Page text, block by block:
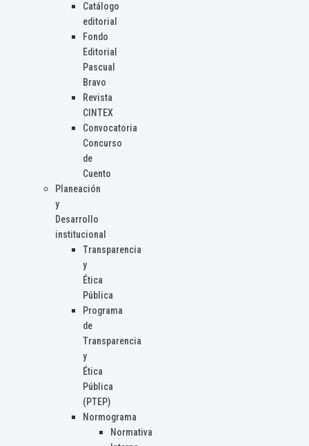
Catálogo
editorial
Fondo
Editorial
Pascual
Bravo
Revista
CINTEX
Convocatoria
Concurso
de
Cuento
Planeación
y
Desarrollo
institucional
Transparencia
y
Ética
Pública
Programa
de
Transparencia
y
Ética
Pública
(PTEP)
Normograma
Normativa